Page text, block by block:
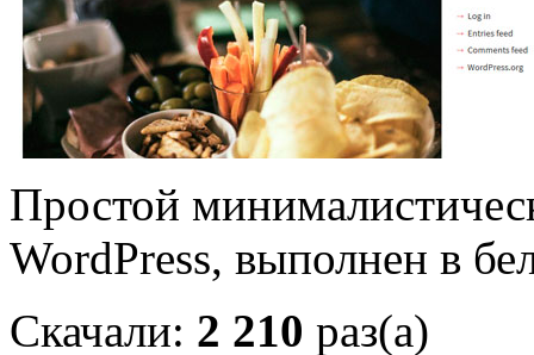
Простой
WordPress, выполнен в
Скачали: 2 210 раз(а)